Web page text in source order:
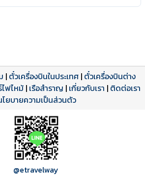
ดาวน์โหลด PDF
เปิดหน้าเต็ม
เปิดหน้าเต็ม
| ตั๋วเครื่องบินในประเทศ| ตั๋วเครื่องบินต่าง
ไฟไหม้ | เรือสำราญ | เกี่ยวกับเรา | ติดต่อเรา
โยบายความเป็นส่วนตัว
@etravelway